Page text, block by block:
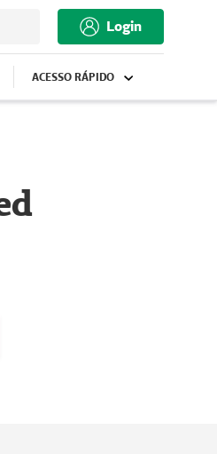
Login
ACESSO RÁPIDO